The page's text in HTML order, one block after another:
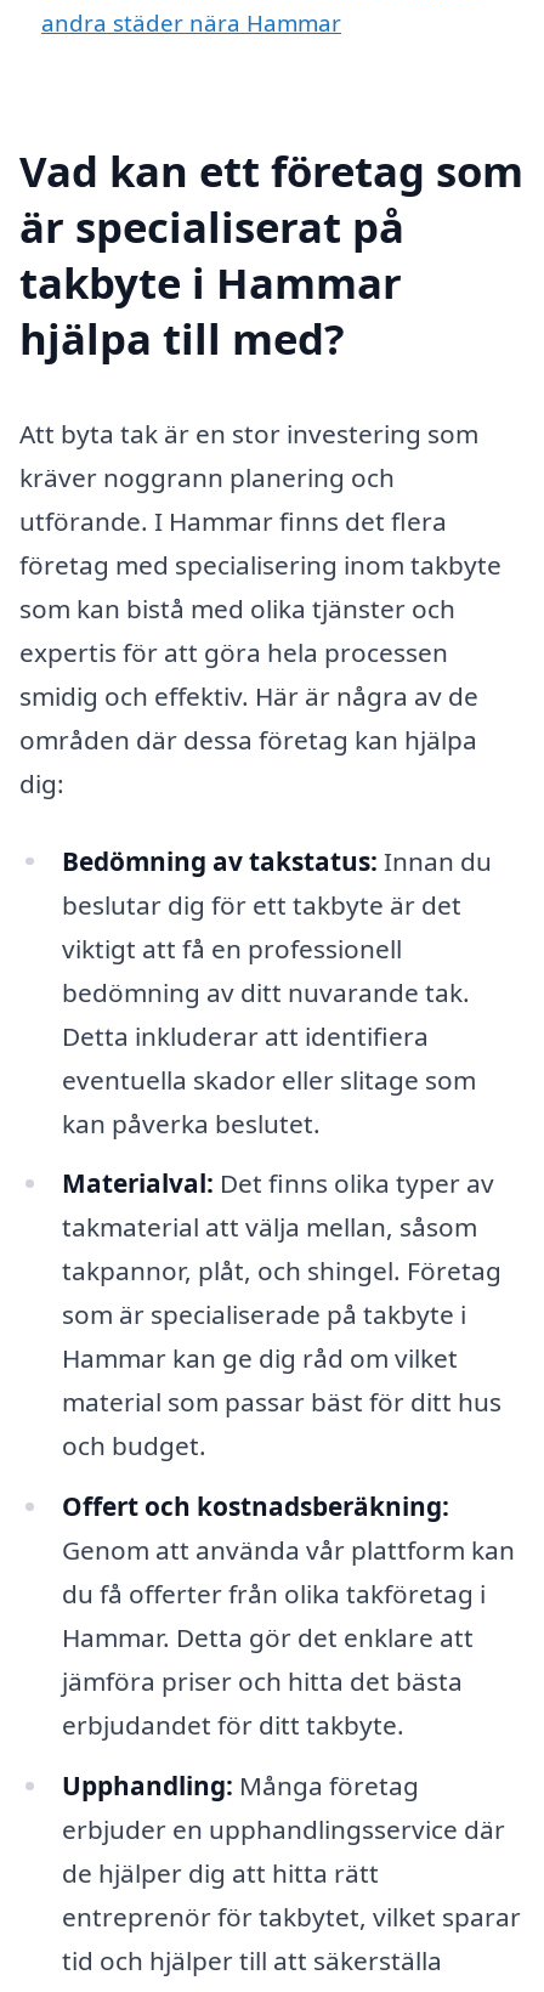
andra städer nära Hammar
Vad kan ett företag som
är specialiserat på
takbyte i Hammar
hjälpa till med?
Att byta tak är en stor investering som
kräver noggrann planering och
utförande. I Hammar finns det flera
företag med specialisering inom takbyte
som kan bistå med olika tjänster och
expertis för att göra hela processen
smidig och effektiv. Här är några av de
områden där dessa företag kan hjälpa
dig:
Bedömning av takstatus: Innan du
beslutar dig för ett takbyte är det
viktigt att få en professionell
bedömning av ditt nuvarande tak.
Detta inkluderar att identifiera
eventuella skador eller slitage som
kan påverka beslutet.
Materialval: Det finns olika typer av
takmaterial att välja mellan, såsom
takpannor, plåt, och shingel. Företag
som är specialiserade på takbyte i
Hammar kan ge dig råd om vilket
material som passar bäst för ditt hus
och budget.
Offert och kostnadsberäkning:
Genom att använda vår plattform kan
du få offerter från olika takföretag i
Hammar. Detta gör det enklare att
jämföra priser och hitta det bästa
erbjudandet för ditt takbyte.
Upphandling: Många företag
erbjuder en upphandlingsservice där
de hjälper dig att hitta rätt
entreprenör för takbytet, vilket sparar
tid och hjälper till att säkerställa